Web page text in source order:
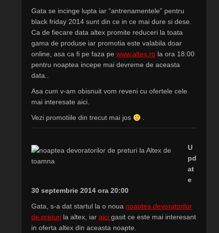
Gata se incinge lupta iar “antrenamentele” pentru
black friday 2014 sunt din ce in ce mai dure si dese.
Ca de fiecare data altex promite reduceri la toata
gama de produse iar promotia este valabila doar
online, asa ca fi pe faza pe www.altex.ro la ora 18:00
pentru noaptea incepe mai devreme de aceasta
data..
Asa cum v-am obisnuit vom reveni cu ofertele cele
mai interesate aici.
Vezi promotiile din trecut mai jos
U
pd
at
e
30 septembrie 2014 ora 20:00
Gata, s-a dat startul la o noua noaptea devoratorilor
de preturi la altex, iar aici gasit ce este mai interesant
in oferta altex din aceasta noapte.